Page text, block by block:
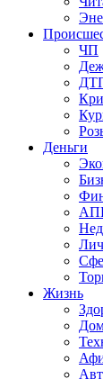
ЧП
Деньги
Жизнь